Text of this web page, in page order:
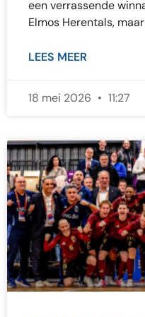
een verrassende
Elmos Herentals, maar
LEES MEER
18 mei 2026 11:27